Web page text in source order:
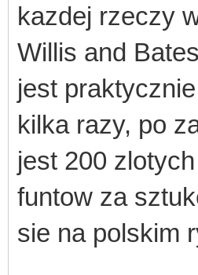
kazdej rzeczy
Willis and
jest
kilka razy, po
jest 200
funtow za
sie na polskim